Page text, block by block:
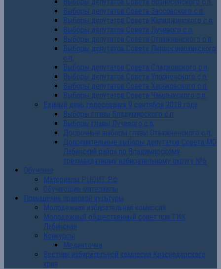
Выборы депутатов Совета Зассовского с.п.
Выборы депутатов Совета Каладжинского с.п.
Выборы депутатов Совета Лучевого с.п.
Выборы депутатов Совета Отважненского с.п.
Выборы депутатов Совета Первосинюхинского
с.п.
Выборы депутатов Совета Сладковского с.п.
Выборы депутатов Совета Упорненского с.п.
Выборы депутатов Совета Харьковского с.п.
Выборы депутатов Совета Чамлыкского с.п.
Единый день голосования 9 сентября 2018 года
Выборы главы Владимирского с.п.
Выборы главы Лучевого с.п.
Досрочные выборы главы Отважненского с.п.
Дополнительные выборы депутатов Совета МО
Лабинский район по Владимирскому
трехмандатному избирательному округу №6
Обучение
Материалы РЦОИТ РФ
Обучающие материалы
Повышение правовой культуры
Молодежная избирательная комиссия
Молодежный общественный совет при ТИК
Лабинская
Конкурсы
Медиаточка
Вестник избирательной комиссии Краснодарского
края